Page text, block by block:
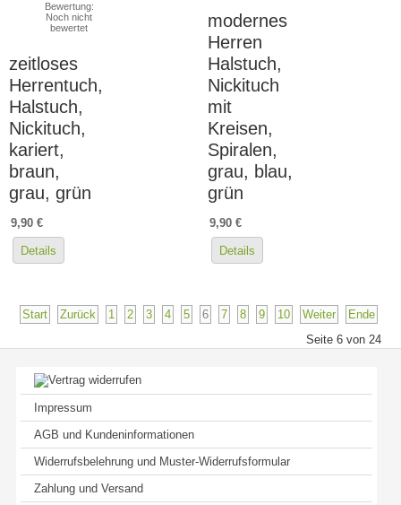
Bewertung:
Noch nicht
bewertet
zeitloses
Herrentuch,
Halstuch,
Nickituch,
kariert,
braun,
grau, grün
9,90 €
Details
modernes
Herren
Halstuch,
Nickituch
mit
Kreisen,
Spiralen,
grau, blau,
grün
9,90 €
Details
Start Zurück 1 2 3 4 5 6 7 8 9 10 Weiter
Ende
Seite 6 von 24
Impressum
AGB und Kundeninformationen
Widerrufsbelehrung und Muster-Widerrufsformular
Zahlung und Versand